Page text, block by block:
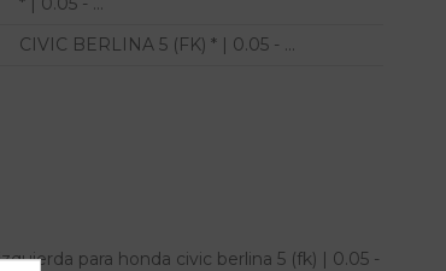
CIVIC BERLINA 5 (FK) * | 0.05 - ...
para honda civic berlina 5 (fk) | 0.05 -